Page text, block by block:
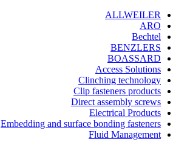
ALLWEILER
ARO
Bechtel
BENZLERS
BOASSARD
Access Solutions
Clinching technology
Clip fasteners products
Direct assembly screws
Electrical Products
Embedding and surface bonding fasteners
Fluid Management